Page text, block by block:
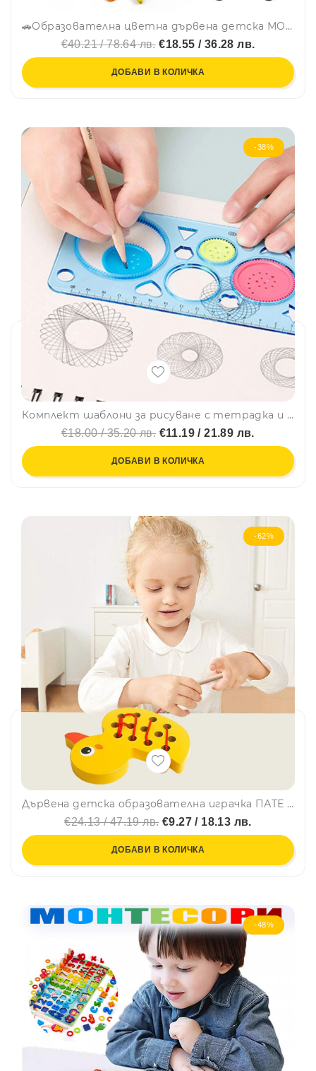
🚗Образователна цветна дървена детска МОНТЕСОРИ - дървена дъска с рибки🐠, рингове, формички, цифри, букви и коли CSDW-016
€40.21 / 78.64 лв.€18.55 / 36.28 лв.
ДОБАВИ В КОЛИЧКА
-38%
Комплект шаблони за рисуване с тетрадка и 6 цветна фулмастера 3223
€18.00 / 35.20 лв.€11.19 / 21.89 лв.
ДОБАВИ В КОЛИЧКА
-62%
Дървена детска образователна играчка ПАТЕ за нанизване 🐤 SD02/03, BF23
€24.13 / 47.19 лв.€9.27 / 18.13 лв.
ДОБАВИ В КОЛИЧКА
-48%